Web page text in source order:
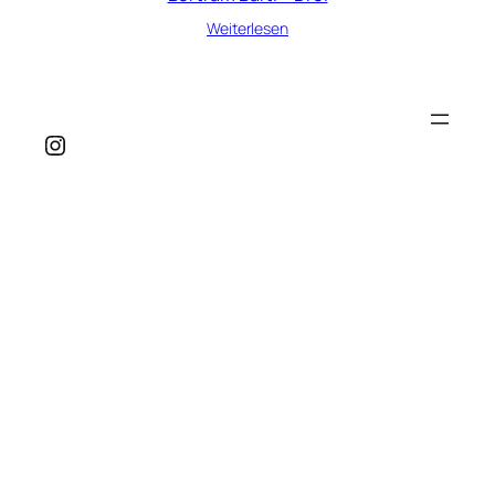
Weiterlesen
Instagram